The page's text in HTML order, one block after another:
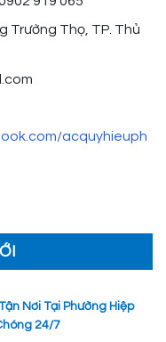
Trường Thọ, TP. Thủ
acquyhieuph
Nơi Tại Phường Hiệp
24/7